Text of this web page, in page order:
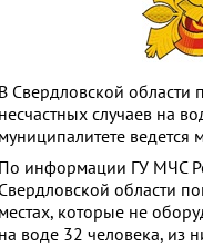
В Свердловской области
несчастных случаев на
муниципалитете
По информации ГУ МЧС
Свердловской области
местах, которые не
на воде 32 человека, из